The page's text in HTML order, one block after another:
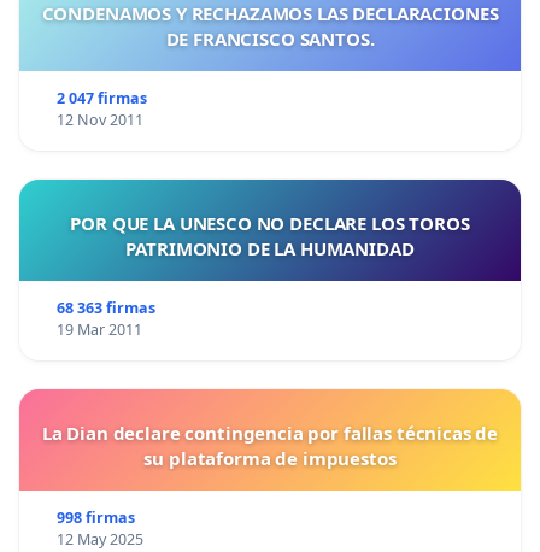
CONDENAMOS Y RECHAZAMOS LAS DECLARACIONES
DE FRANCISCO SANTOS.
2 047 firmas
12 Nov 2011
POR QUE LA UNESCO NO DECLARE LOS TOROS
PATRIMONIO DE LA HUMANIDAD
68 363 firmas
19 Mar 2011
La Dian declare contingencia por fallas técnicas de
su plataforma de impuestos
998 firmas
12 May 2025